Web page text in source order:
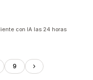
con IA las 24 horas
9